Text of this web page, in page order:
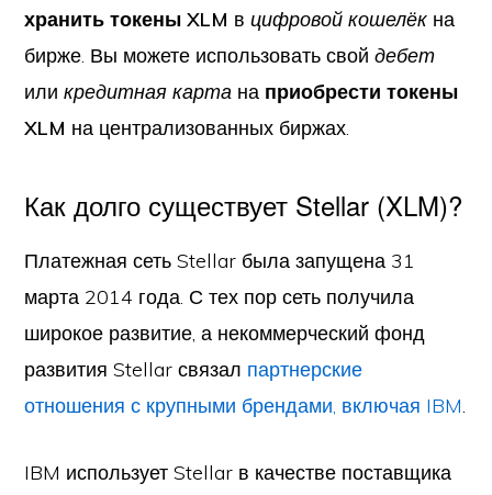
хранить токены XLM вцифровой кошелёк на
бирже. Вы можете использовать свойдебет
или кредитная карта на приобрести токены
XLM на централизованных биржах.
Как долго существует Stellar (XLM)?
Платежная сеть Stellar была запущена 31
марта 2014 года. С тех пор сеть получила
широкое развитие, а некоммерческий фонд
развития Stellar связал партнерские
отношения с крупными брендами, включая IBM.
IBM использует Stellar в качестве поставщика